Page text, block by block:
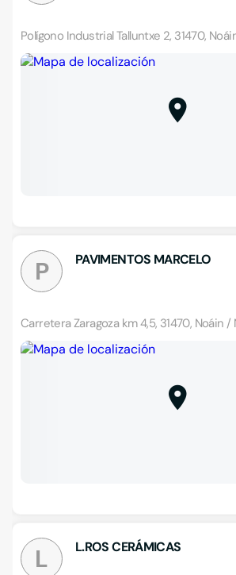
Polígono Industrial Talluntxe 2, 31470,
P PAVIMENTOS MARCELO
Carretera Zaragoza km 4,5, 31470, Noáin /
L L.ROS CERÁMICAS